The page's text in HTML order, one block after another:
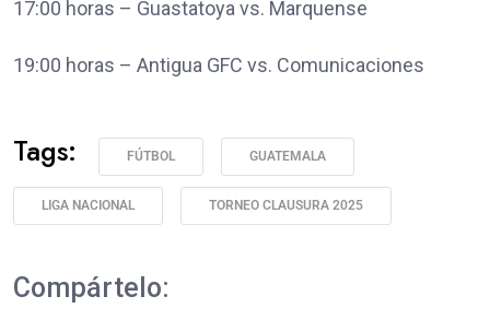
17:00 horas – Guastatoya vs. Marquense
19:00 horas – Antigua GFC vs. Comunicaciones
Tags: FÚTBOL GUATEMALA
LIGA NACIONAL TORNEO CLAUSURA 2025
Compártelo: